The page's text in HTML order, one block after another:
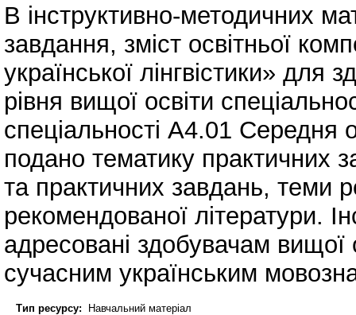
В інструктивно-методичних
завдання, зміст освітньої
української лінгвістики» для
рівня вищої освіти
спеціальності А4.01 Середня
подано тематику практичних
та практичних завдань, теми
рекомендованої літератури.
адресовані здобувачам вищої
сучасним українським
Тип ресурсу:
Навчальний матеріал